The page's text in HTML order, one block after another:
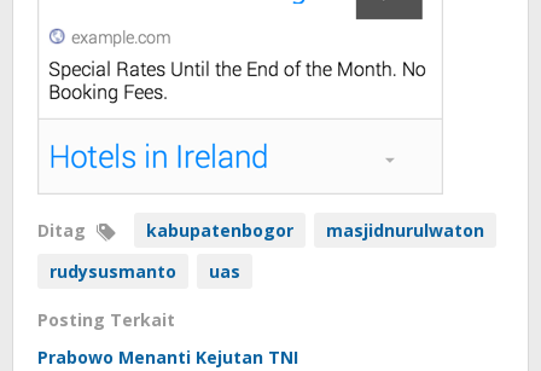
Ditag kabupatenbogor
masjidnurulwaton
rudysusmanto
uas
Posting Terkait
Prabowo Menanti Kejutan TNI